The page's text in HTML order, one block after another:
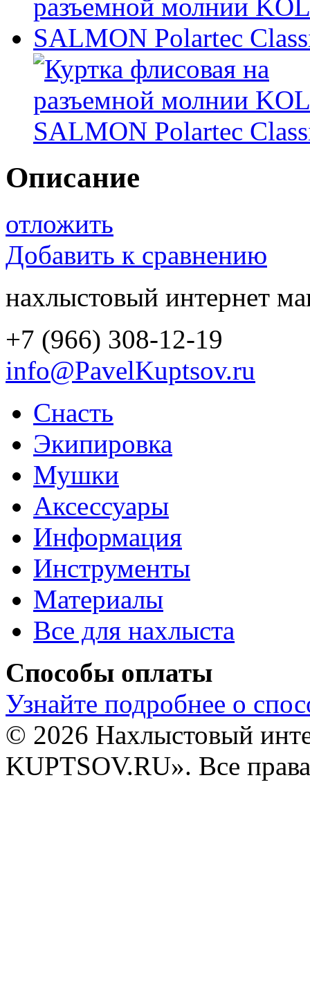
Описание
отложить
Добавить к сравнению
нахлыстовый интернет
+7 (966) 308-12-19
info@PavelKuptsov.ru
Снасть
Экипировка
Мушки
Аксессуары
Информация
Инструменты
Материалы
Все для нахлыста
Способы оплаты
Узнайте подробнее о
© 2026 Нахлыстовый
KUPTSOV.RU». Все